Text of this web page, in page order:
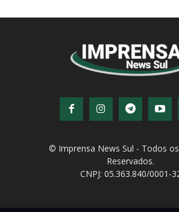
CNPJ: 05.363.840/0001-32